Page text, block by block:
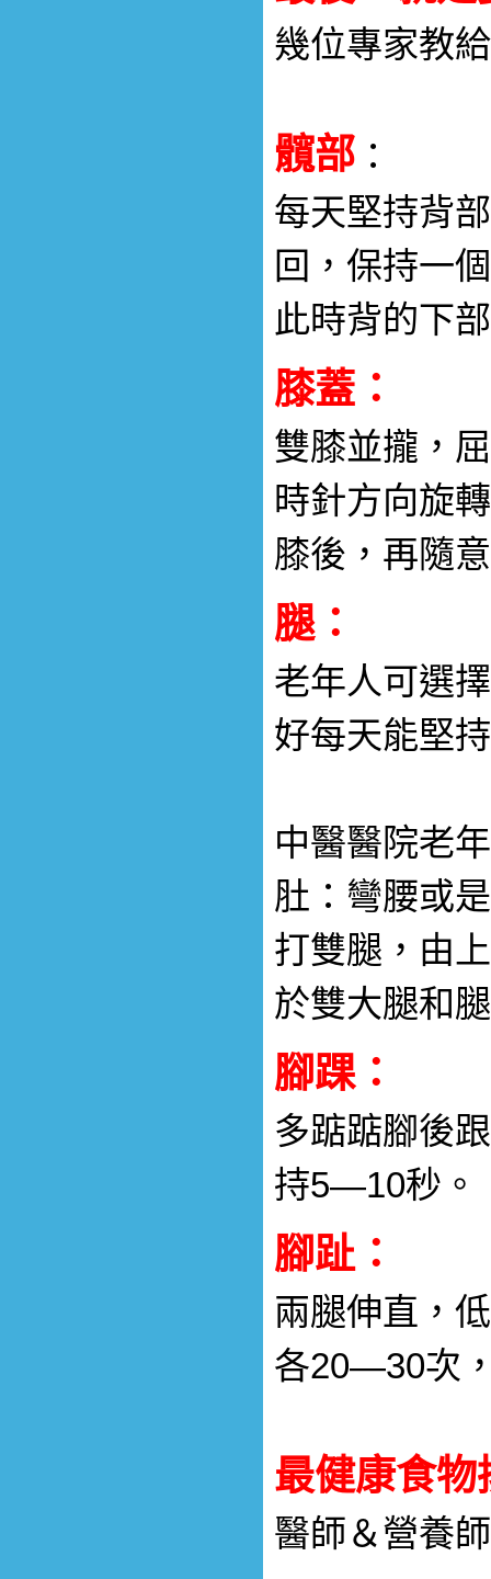
幾位專家教
髖部 ：
每天堅持背
回，保持一
此時背的下
膝蓋：
雙膝並攏，
時針方向旋
膝後，再隨
腿：
老年人可選
好每天能堅
中醫醫院老
肚：彎腰或
打雙腿，由
於雙大腿和
腳踝：
多踮踮腳後
持5—10秒。
腳趾：
兩腿伸直，
各20—30次
最健康食物
醫師＆營養